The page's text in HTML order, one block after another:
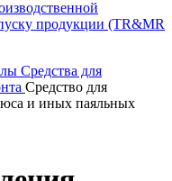
продукции (TR&MR
Средства для
Средство для
и иных паяльных